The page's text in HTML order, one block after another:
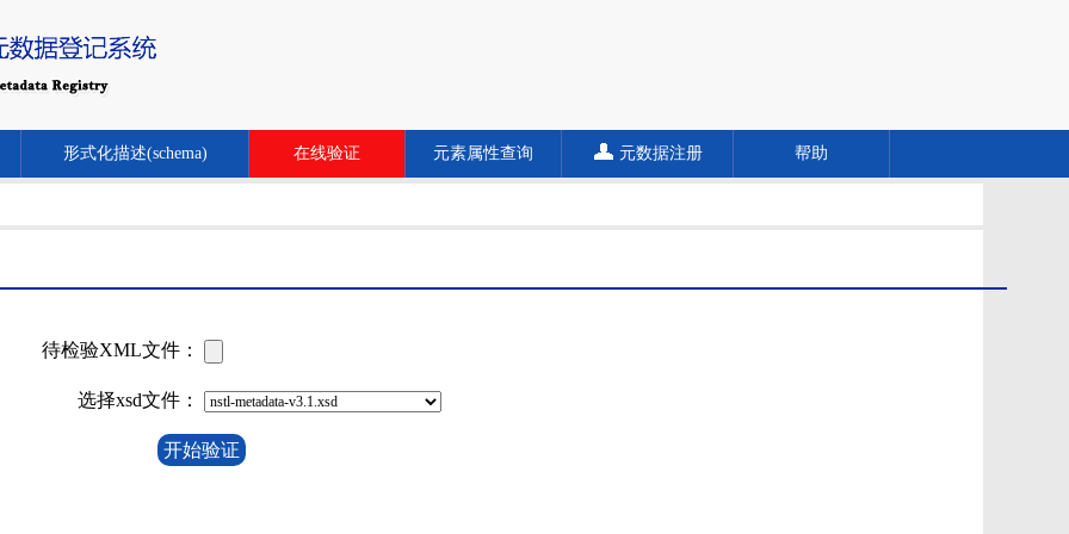
形式化描述(schema) 在线验证 元素属性查询 元数据注册 帮助
待检验XML文件：
选择xsd文件：
开始验证